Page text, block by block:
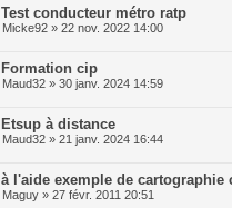
Test conducteur métro ratp
Micke92 » 22 nov. 2022 14:00
Formation cip
Maud32 » 30 janv. 2024 14:59
Etsup à distance
Maud32 » 21 janv. 2024 16:44
à l'aide exemple de
Maguy » 27 févr. 2011 20:51